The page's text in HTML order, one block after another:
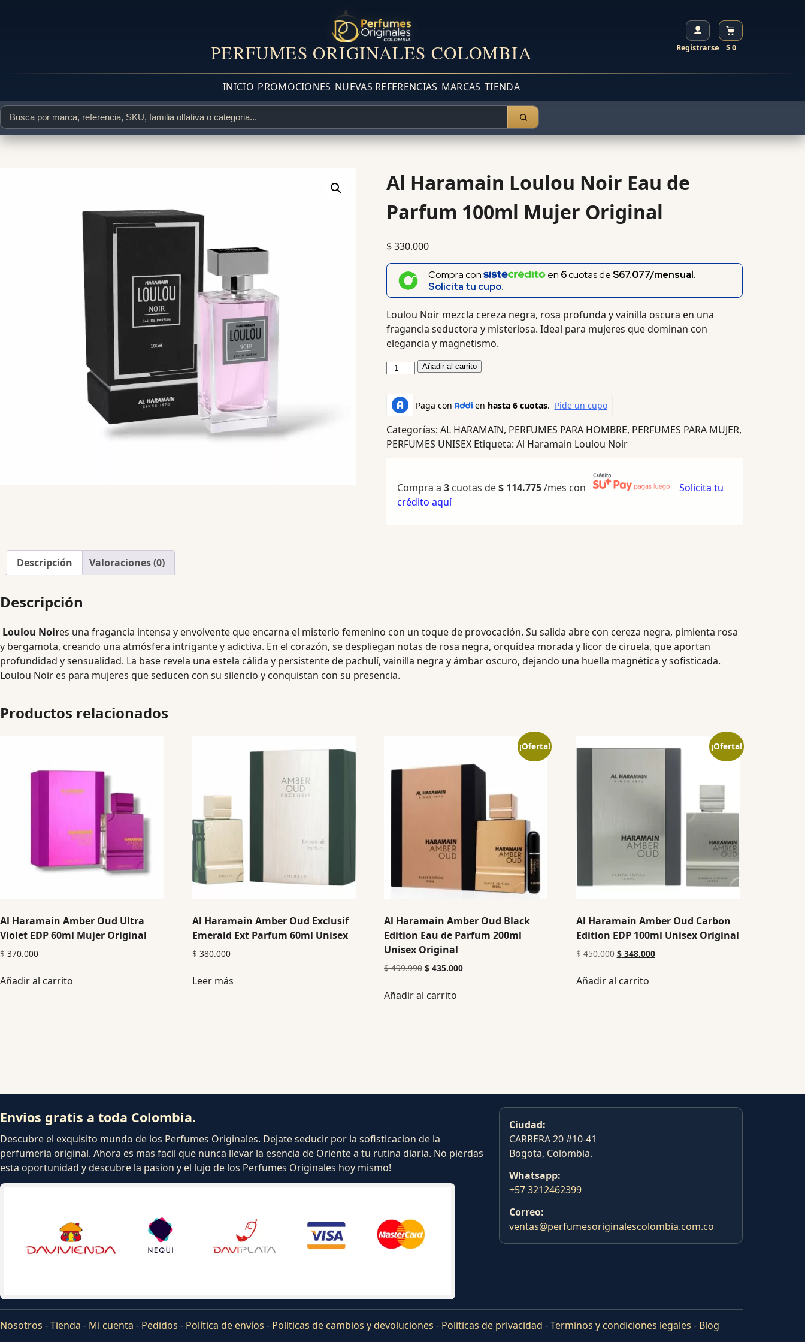
PERFUMES ORIGINALES COLOMBIA Registrarse $ 0
INICIO PROMOCIONES NUEVAS REFERENCIAS MARCAS TIENDA
Al Haramain Loulou Noir Eau de
Parfum 100ml Mujer Original
$330.000
Compra con en 6cuotas de $67.077/mensual.
Solicita tu cupo.
Loulou Noir mezcla cereza negra, rosa profunda y vainilla oscura en una
fragancia seductora y misteriosa. Ideal para mujeres que dominan con
elegancia y magnetismo.
Añadir al carrito
Categorías: AL HARAMAIN, PERFUMES PARA HOMBRE, PERFUMES PARA MUJER,
PERFUMES UNISEX Etiqueta: Al Haramain Loulou Noir
Compra a 3cuotas de$114.775/mes con
Solicita tu
crédito aquí
Descripción Valoraciones (0)
Descripción
Loulou Noires una fragancia intensa y envolvente que encarna el misterio femenino con un toque de provocación. Su salida abre con cereza negra, pimienta rosa
y bergamota, creando una atmósfera intrigante y adictiva. En el corazón, se despliegan notas de rosa negra, orquídea morada y licor de ciruela, que aportan
profundidad y sensualidad. La base revela una estela cálida y persistente de pachulí, vainilla negra y ámbar oscuro, dejando una huella magnética y sofisticada.
Loulou Noir es para mujeres que seducen con su silencio y conquistan con su presencia.
Productos relacionados
Al Haramain Amber Oud Ultra
Violet EDP 60ml Mujer Original
$ 370.000
Añadir al carrito
Al Haramain Amber Oud Exclusif
Emerald Ext Parfum 60ml Unisex
$ 380.000
Leer más
¡Oferta!
Al Haramain Amber Oud Black
Edition Eau de Parfum 200ml
Unisex Original
$499.990 $ 435.000
Añadir al carrito
¡Oferta!
Al Haramain Amber Oud Carbon
Edition EDP 100ml Unisex Original
$450.000 $348.000
Añadir al carrito
Envios gratis a toda Colombia.
Descubre el exquisito mundo de los Perfumes Originales. Dejate seducir por la sofisticacion de la
perfumeria original. Ahora es mas facil que nunca llevar la esencia de Oriente a tu rutina diaria. No pierdas
esta oportunidad y descubre la pasion y el lujo de los Perfumes Originales hoy mismo!
Ciudad:
CARRERA 20 #10-41
Bogota, Colombia.
Whatsapp:
+57 3212462399
Correo:
ventas@perfumesoriginalescolombia.com.co
Nosotros -Tienda - Mi cuenta - Pedidos - Política de envíos - Politicas de cambios y devoluciones - Politicas de privacidad -Terminos y condiciones legales - Blog